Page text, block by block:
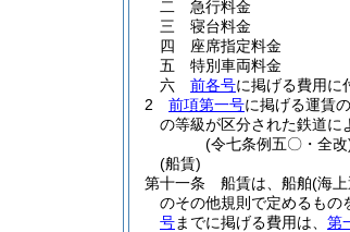
二
急行料金
三
寝台料金
四
座席指定料金
五
特別車両料金
六
前各号に掲げる費用に
2
前項第一号に掲げる運賃
の等級が区分された鉄道に
(令七条例五〇・全改
(船賃)
第十一条
船賃は、船舶(海
のその他規則で定めるもの
号までに掲げる費用は、 第